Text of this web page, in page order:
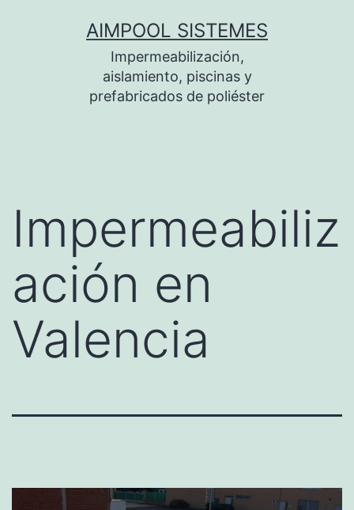
AIMPOOL SISTEMES
Impermeabilización,
aislamiento, piscinas y
prefabricados de poliéster
Impermeabiliz
ación en
Valencia